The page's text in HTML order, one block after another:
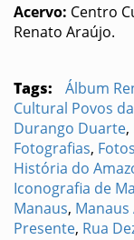
Acervo: Centro
Renato Araújo.
Tags: Álbum
Cultural Povos
Durango Duarte,
Fotografias,
História do
Iconografia de
Manaus, Manaus
Presente, Rua